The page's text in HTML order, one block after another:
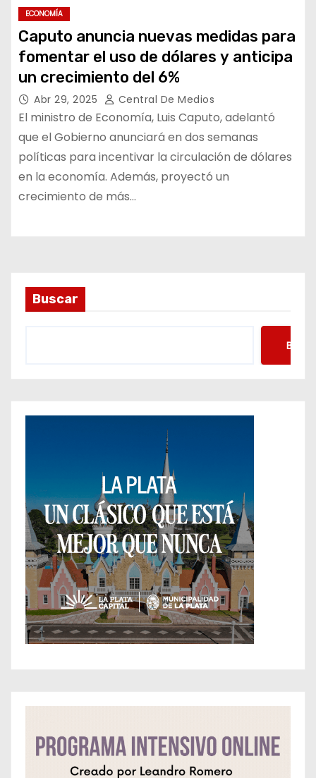
ECONOMÍA
Caputo anuncia nuevas medidas para
fomentar el uso de dólares y anticipa
un crecimiento del 6%
Abr 29, 2025 Central De Medios
El ministro de Economía, Luis Caputo, adelantó
que el Gobierno anunciará en dos semanas
políticas para incentivar la circulación de dólares
en la economía. Además, proyectó un
crecimiento de más…
Buscar